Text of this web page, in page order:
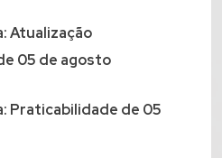
Atualização
05 de agosto
Praticabilidade de 05